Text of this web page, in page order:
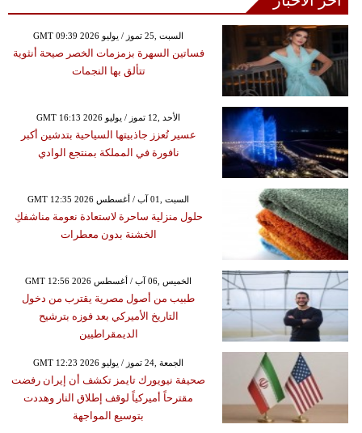
GMT 09:39 2026 السبت ,25 تموز / يوليو
فساتين السهرة بزمزمات الخصر صيحة أنثوية
تتألق بها النجمات
GMT 16:13 2026 الأحد ,12 تموز / يوليو
عسير تُعزز جاذبيتها السياحية بتدشين أكبر
نافورة في المملكة بمنتجع الوادي
GMT 12:35 2026 السبت ,01 آب / أغسطس
حلول منزلية ساحرة لاستعادة نعومة مناشفكِ
الخشنة بدون معطرات
GMT 12:56 2026 الخميس ,06 آب / أغسطس
طبيب من أصول مصرية يقترب من دخول
التاريخ الأميركي بعد فوزه بترشيح
الديمقراطيين
GMT 12:23 2026 الجمعة ,24 تموز / يوليو
صحيفة نيويورك تايمز تكشف أن إيران رفضت
مقترحاً أميركياً لوقف إطلاق النار وهددت
بتوسيع المواجهة